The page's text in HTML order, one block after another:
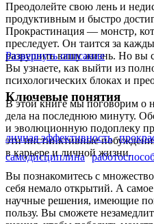
Преодолейте свою лень и
продуктивным и быстро
Прокрастинация — монстр,
преследует. Он таится за
разрушить вашу жизнь. Но вы
Вы узнаете, как выйти из
психологических блоках и
В этой книге мы поговорим о
дела на последнюю минуту.
и эволюционную подоплеку
эти инстинктивные
в карьере и личной жизни.
Вы познакомитесь с
себя немало открытий. А
научные решения, имеющие
пользу. Вы сможете
Развернуть описание
Ключевые понятия
личная эффективность
самодисциплина